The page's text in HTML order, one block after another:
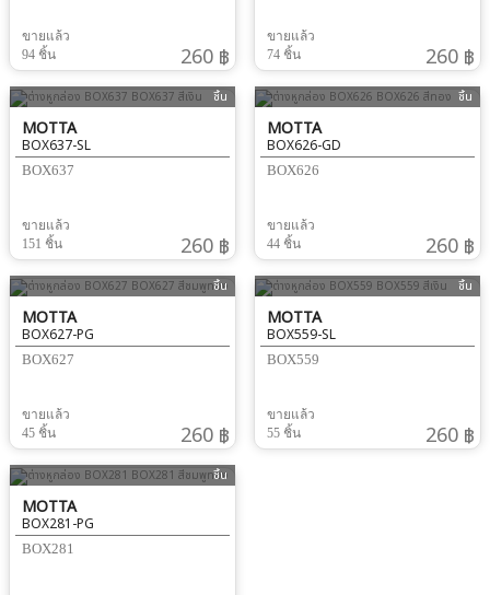
ขายแล้ว
94 ชิ้น
260 ฿
ขายแล้ว
74 ชิ้น
260 ฿
ชิ้น
MOTTA
BOX637-SL
BOX637
ขายแล้ว
151 ชิ้น
260 ฿
ชิ้น
MOTTA
BOX626-GD
BOX626
ขายแล้ว
44 ชิ้น
260 ฿
ชิ้น
MOTTA
BOX627-PG
BOX627
ขายแล้ว
45 ชิ้น
260 ฿
ชิ้น
MOTTA
BOX559-SL
BOX559
ขายแล้ว
55 ชิ้น
260 ฿
ชิ้น
MOTTA
BOX281-PG
BOX281